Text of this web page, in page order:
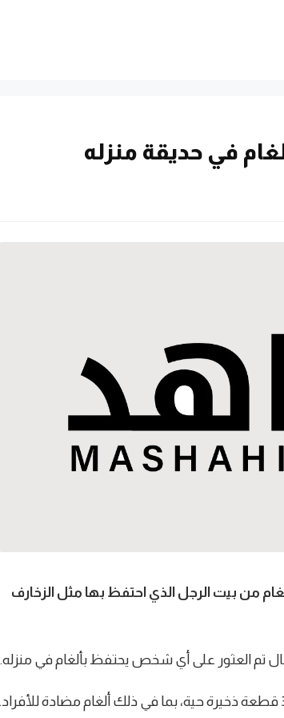
في حديقة منزله
من بيت الرجل الذي احتفظ بها مثل الزخارف
تم العثور على أي شخص يحتفظ بألغام في منزله.